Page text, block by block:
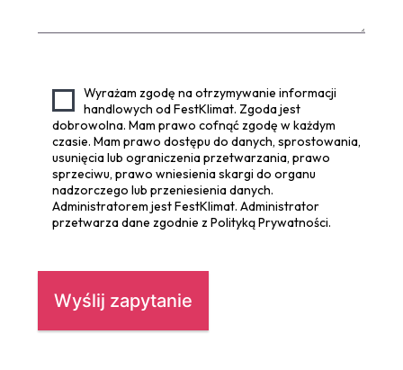
Wyrażam zgodę na otrzymywanie informacji
handlowych od FestKlimat. Zgoda jest
dobrowolna. Mam prawo cofnąć zgodę w każdym
czasie. Mam prawo dostępu do danych, sprostowania,
usunięcia lub ograniczenia przetwarzania, prawo
sprzeciwu, prawo wniesienia skargi do organu
nadzorczego lub przeniesienia danych.
Administratorem jest FestKlimat. Administrator
przetwarza dane zgodnie z Polityką Prywatności.